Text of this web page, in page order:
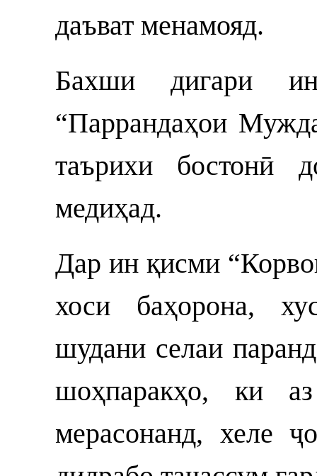
даъват менамояд.
Бахши дигари
“Паррандаҳои
таърихи бостонӣ
медиҳад.
Дар ин қисми
хоси баҳорона,
шудани селаи
шоҳпаракҳо, ки
мерасонанд, хеле